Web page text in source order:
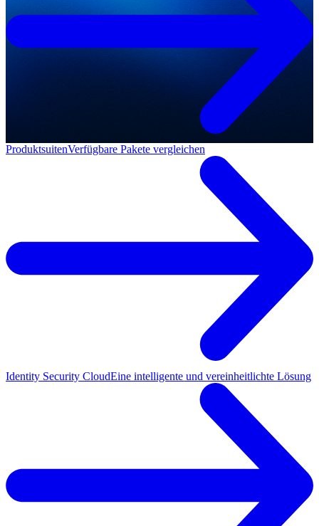
ProduktsuitenVerfügbare Pakete vergleichen
Identity Security CloudEine intelligente und vereinheitlichte Lösung